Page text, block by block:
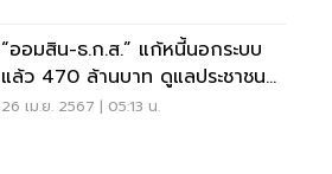
“ออมสิน-ธ.ก.ส.” แก้หนี้นอกระบบ
แล้ว 470 ล้านบาท ดูแลประชาชน
เฉียดหมื่นราย
26 เม.ย. 2567 | 05:13 น.